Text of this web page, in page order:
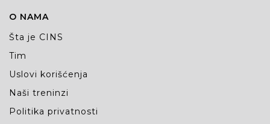
O NAMA
Šta je CINS
Tim
Uslovi korišćenja
Naši treninzi
Politika privatnosti